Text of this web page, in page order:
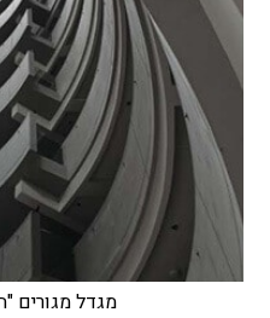
מגדל מגורים